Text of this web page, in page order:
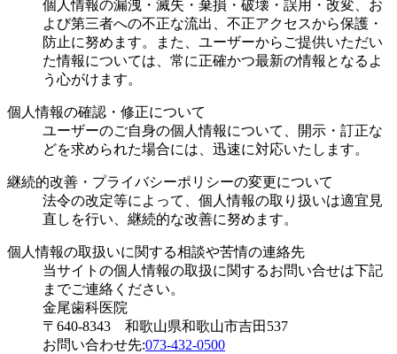
個人情報の漏洩・滅失・棄損・破壊・誤用・改変、お
よび第三者への不正な流出、不正アクセスから保護・
防止に努めます。また、ユーザーからご提供いただい
た情報については、常に正確かつ最新の情報となるよ
う心がけます。
個人情報の確認・修正について
ユーザーのご自身の個人情報について、開示・訂正な
どを求められた場合には、迅速に対応いたします。
継続的改善・プライバシーポリシーの変更について
法令の改定等によって、個人情報の取り扱いは適宜見
直しを行い、継続的な改善に努めます。
個人情報の取扱いに関する相談や苦情の連絡先
当サイトの個人情報の取扱に関するお問い合せは下記
までご連絡ください。
金尾歯科医院
〒640-8343 和歌山県和歌山市吉田537
お問い合わせ先:073-432-0500